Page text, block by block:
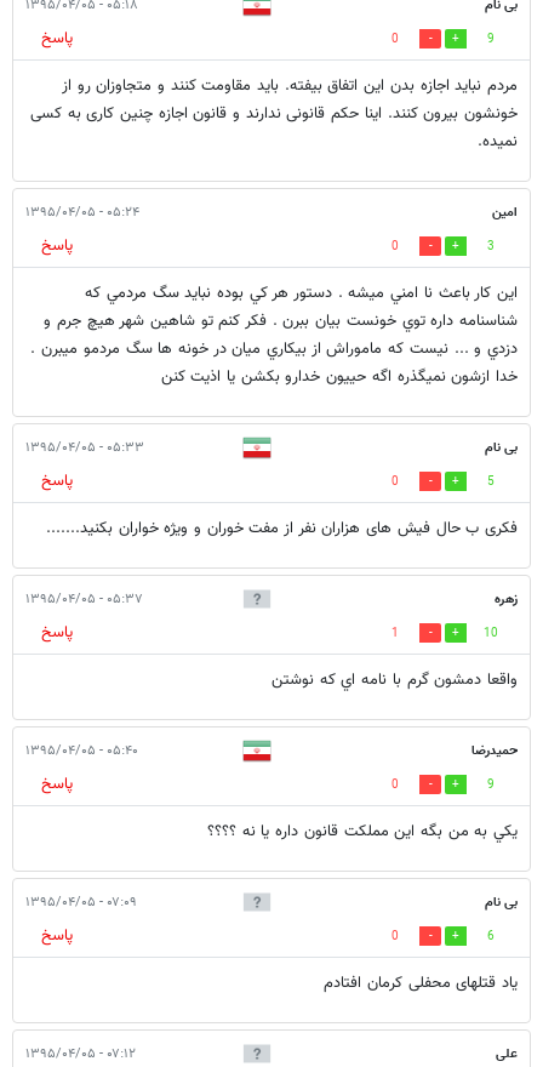
بی نام ۰۵:۱۸ - ۱۳۹۵/۰۴/۰۵
9
0
پاسخ
مردم نباید اجازه بدن این اتفاق بیفته. باید مقاومت کنند و متجاوزان رو از
خونشون بیرون کنند. اینا حکم قانونی ندارند و قانون اجازه چنین کاری به کسی
نمیده.
امين ۰۵:۲۴ - ۱۳۹۵/۰۴/۰۵
3
0
پاسخ
اين كار باعث نا امني ميشه . دستور هر كي بوده نبايد سگ مردمي كه
شناسنامه داره توي خونست بيان ببرن . فكر كنم تو شاهين شهر هيچ جرم و
دزدي و ... نيست كه ماموراش از بيكاري ميان در خونه ها سگ مردمو ميبرن .
خدا ازشون نميگذره اگه حييون خدارو بكشن يا اذيت كنن
بی نام ۰۵:۳۳ - ۱۳۹۵/۰۴/۰۵
5
0
پاسخ
فکری ب حال فیش های هزاران نفر از مفت خوران و ویژه خواران بکنید.......
زهره ۰۵:۳۷ - ۱۳۹۵/۰۴/۰۵
10
1
پاسخ
واقعا دمشون گرم با نامه اي كه نوشتن
حميدرضا ۰۵:۴۰ - ۱۳۹۵/۰۴/۰۵
9
0
پاسخ
يكي به من بگه اين مملكت قانون داره يا نه ؟؟؟؟
بی نام ۰۷:۰۹ - ۱۳۹۵/۰۴/۰۵
6
0
پاسخ
یاد قتلهای محفلی کرمان افتادم
علی ۰۷:۱۲ - ۱۳۹۵/۰۴/۰۵